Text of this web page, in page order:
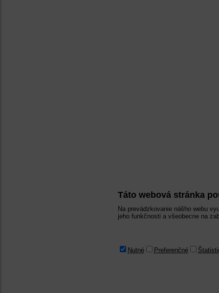
Táto webová stránka
Na prevádzkovanie nášho webu
jeho funkčnosti a všeobecne na
Nutné Preferenčné